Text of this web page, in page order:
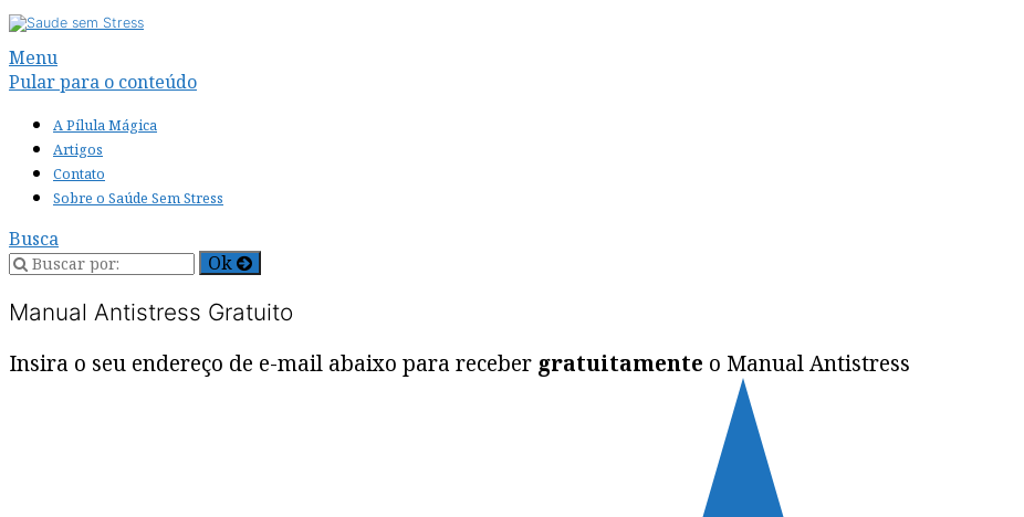
Alternar
navegação
Menu
Pular para o conteúdo
A Pílula Mágica
Artigos
Contato
Sobre o Saúde Sem Stress
Busca
Manual Antistress Gratuito
Insira o seu endereço de e-mail abaixo para receber gratuitamente o Manual Antistress